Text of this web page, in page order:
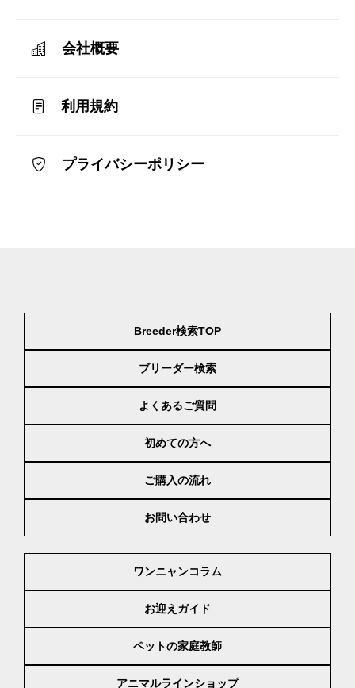
会社概要
利用規約
プライバシーポリシー
Breeder検索TOP
ブリーダー検索
よくあるご質問
初めての方へ
ご購入の流れ
お問い合わせ
ワンニャンコラム
お迎えガイド
ペットの家庭教師
アニマルラインショップ